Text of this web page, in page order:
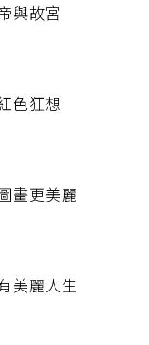
與故宮
色狂想
畫更美麗
美麗人生